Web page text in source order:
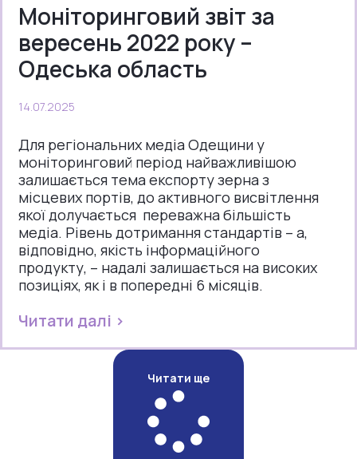
Моніторинговий звіт за
вересень 2022 року –
Одеська область
14.07.2025
Для регіональних медіа Одещини у
моніторинговий період найважливішою
залишається тема експорту зерна з
місцевих портів, до активного висвітлення
якої долучається переважна більшість
медіа. Рівень дотримання стандартів – а,
відповідно, якість інформаційного
продукту, – надалі залишається на високих
позиціях, як і в попередні 6 місяців.
Читати далі >
Читати ще